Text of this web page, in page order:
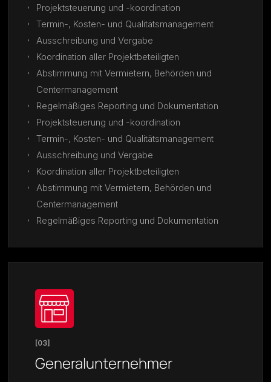
Projektsteuerung und -koordination
Termin-, Kosten- und Qualitätsmanagement
Ausschreibung und Vergabe
Koordination aller Projektbeteiligten
Abstimmung mit Vermietern, Behörden und
Centermanagement
Regelmäßiges Reporting und Dokumentation
Projektsteuerung und -koordination
Termin-, Kosten- und Qualitätsmanagement
Ausschreibung und Vergabe
Koordination aller Projektbeteiligten
Abstimmung mit Vermietern, Behörden und
Centermanagement
Regelmäßiges Reporting und Dokumentation
[03]
Generalunternehmer